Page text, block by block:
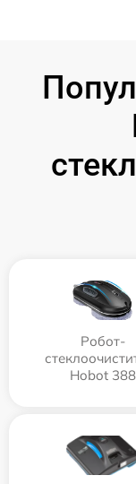
Робот-
Hobot 388